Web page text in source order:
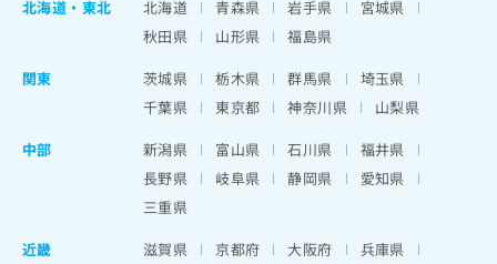
北海道 ・ 東北 北海道 青森県 岩手県
宮城県
秋田県
山形県
福島県
関東
茨城県 栃木県 群馬県
埼玉県
千葉県
東京都 神奈川県
山梨県
中部
新潟県 富山県 石川県
福井県
長野県
岐阜県 静岡県
愛知県
三重県
近畿
滋賀県 京都府 大阪府
兵庫県